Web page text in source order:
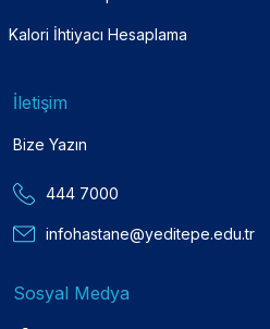
Kalori İhtiyacı Hesaplama
İletişim
Bize Yazın
444 7000
infohastane@yeditepe.edu.tr
Sosyal Medya